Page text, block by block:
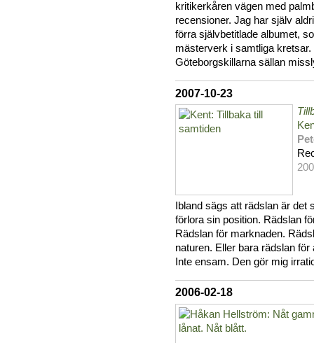
kritikerkåren vägen med
recensioner. Jag har själv
förra självbetitlade albumet,
mästerverk i samtliga
Göteborgskillarna sällan
2007-10-23
Ibland sägs att rädslan är
förlora sin position. Rädslan
Rädslan för marknaden.
naturen. Eller bara rädslan
Inte ensam. Den gör mig
2006-02-18